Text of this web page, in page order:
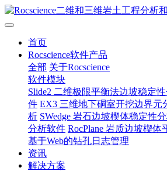
首页
Rocscience软件产品
全部 关于Rocscience
软件模块
Slide2 二维极限平衡法边坡稳定
件 EX3 三维地下硐室开挖边界元
析 SWedge 岩石边坡楔体稳定性
分析软件 RocPlane 岩质边坡楔
基于Web的钻孔日志管理
资讯
解决方案